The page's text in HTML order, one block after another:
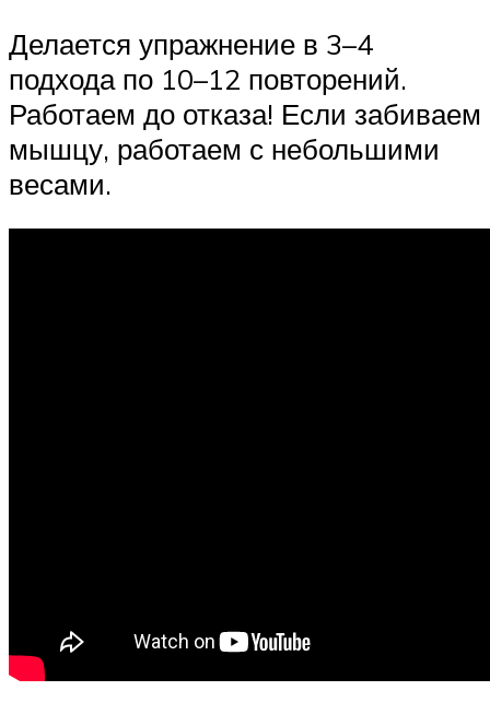
Делается упражнение в 3–4
подхода по 10–12 повторений.
Работаем до отказа! Если забиваем
мышцу, работаем с небольшими
весами.